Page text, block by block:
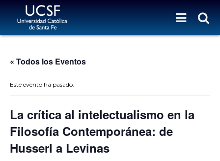
« Todos los Eventos
Este evento ha pasado.
La crítica al intelectualismo en la
Filosofía Contemporánea: de
Husserl a Levinas